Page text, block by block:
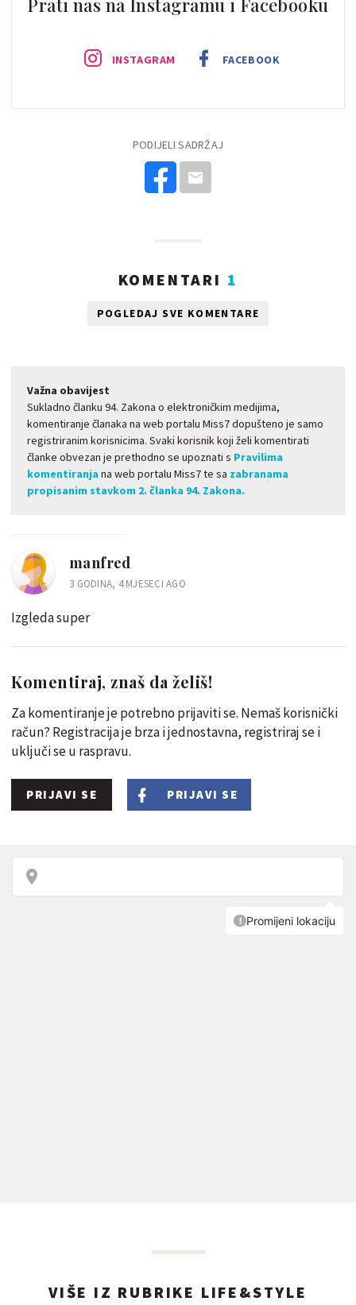
Prati nas na Instagramu i Facebooku
INSTAGRAM FACEBOOK
PODIJELI SADRŽAJ
KOMENTARI 1
POGLEDAJ SVE KOMENTARE
Važna obavijest
Sukladno članku 94. Zakona o elektroničkim medijima,
komentiranje članaka na web portalu Miss7 dopušteno je samo
registriranim korisnicima. Svaki korisnik koji želi komentirati
članke obvezan je prethodno se upoznati s Pravilima
komentiranja na web portalu Miss7 te sa zabranama
propisanim stavkom 2. članka 94. Zakona.
manfred
3 GODINA, 4 MJESECI AGO
Izgleda super
Komentiraj, znaš da želiš!
Za komentiranje je potrebno prijaviti se. Nemaš korisnički
račun? Registracija je brza i jednostavna, registriraj se i
uključi se u raspravu.
PRIJAVI SE PRIJAVI SE
VIŠE IZ RUBRIKE LIFE&STYLE